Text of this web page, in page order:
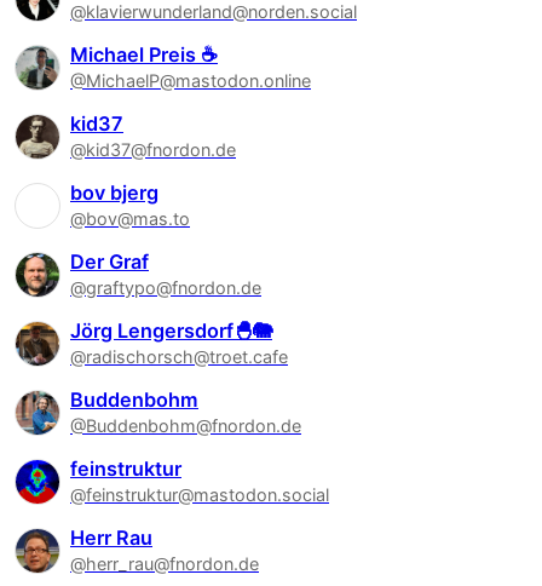
@klavierwunderland@norden.social
Michael Preis ☕
@MichaelP@mastodon.online
kid37
@kid37@fnordon.de
bov bjerg
@bov@mas.to
Der Graf
@graftypo@fnordon.de
Jörg Lengersdorf🐣🐘
@radischorsch@troet.cafe
Buddenbohm
@Buddenbohm@fnordon.de
feinstruktur
@feinstruktur@mastodon.social
Herr Rau
@herr_rau@fnordon.de